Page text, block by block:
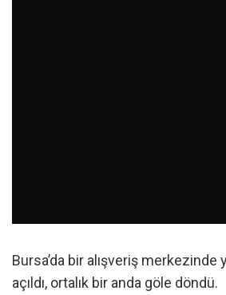
Bursa’da bir alışveriş merkezinde
açıldı, ortalık bir anda göle döndü.